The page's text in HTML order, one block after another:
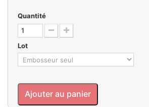
Quantité
Lot
Ajouter au panier